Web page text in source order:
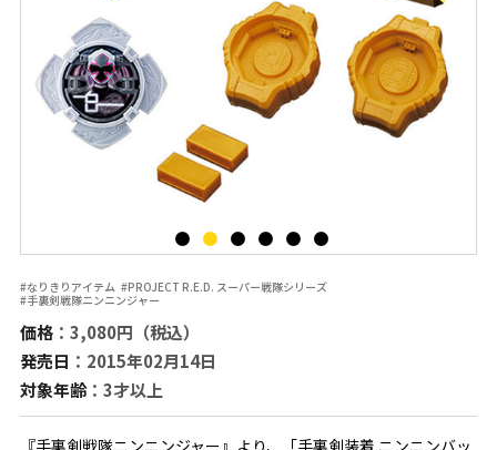
#なりきりアイテム #PROJECT R.E.D. スーパー戦隊シリーズ
#手裏剣戦隊ニンニンジャー
価格：3,080円（税込）
発売日 ：2015年02月14日
対象年齢：3才以上
『手裏剣戦隊ニンニンジャー』より、「手裏剣装着 ニンニンバッ